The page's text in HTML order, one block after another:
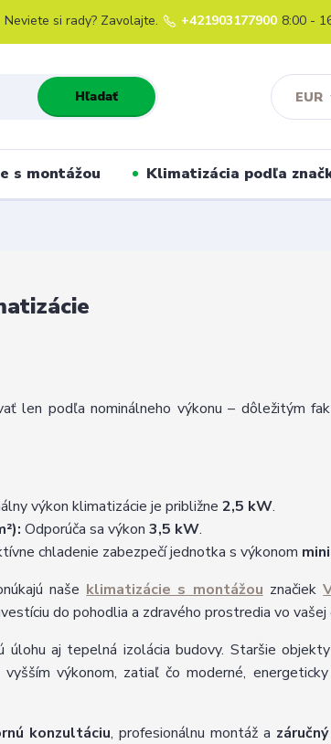
EUR
Hľadať
Neviete si rady? Zavolajte. +421903177900 8:00 -
s montážou Klimatizácia podľa
len podľa nominálneho výkonu – dôležitým
výkon klimatizácie je približne2,5 kW.
Odporúča sa výkon3,5 kW.
chladenie zabezpečí jednotka s výkonom
naše klimatizácie s montážou značiek
do pohodlia a zdravého prostredia vo vašej
aj tepelná izolácia budovy. Staršie
výkonom, zatiaľ čo moderné,
konzultáciu, profesionálnu montáž a